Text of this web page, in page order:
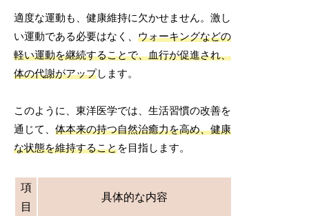
適度な運動も、健康維持に欠かせません。激し
い運動である必要はなく、ウォーキングなどの
軽い運動を継続することで、血行が促進され、
体の代謝がアップします。
このように、東洋医学では、生活習慣の改善を
通じて、体本来の持つ自然治癒力を高め、健康
な状態を維持することを目指します。
項
目
具体的な内容